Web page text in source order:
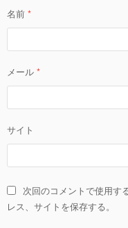
名前 *
メール *
サイト
次回のコメントで使用す
レス、サイトを保存する。